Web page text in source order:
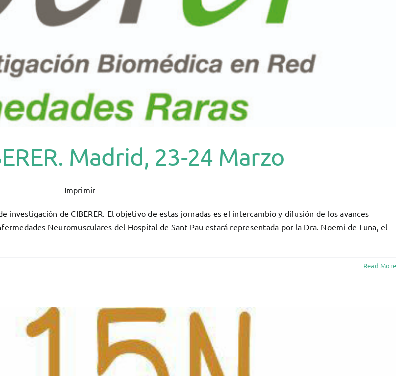
Madrid, 23-24 Marzo
investigación de CIBERER. El objetivo de estas jornadas es el intercambio y difusión de los avances
Neuromusculares del Hospital de Sant Pau estará representada por la Dra. Noemí de Luna, el
Read More